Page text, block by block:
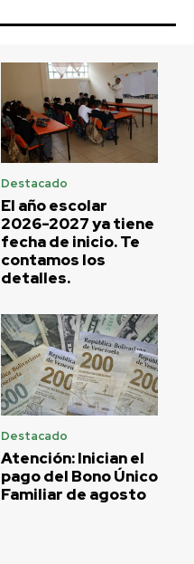
Destacado
El año escolar
2026-2027 ya tiene
fecha de inicio. Te
contamos los
detalles.
Destacado
Atención: Inician el
pago del Bono Único
Familiar de agosto